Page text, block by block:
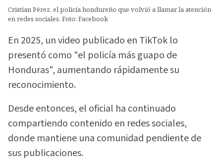
Cristian Pérez, el policía hondureño que volvió a llamar la atención
en redes sociales. Foto: Facebook
En 2025, un video publicado en TikTok lo
presentó como "el policía más guapo de
Honduras", aumentando rápidamente su
reconocimiento.
Desde entonces, el oficial ha continuado
compartiendo contenido en redes sociales,
donde mantiene una comunidad pendiente de
sus publicaciones.